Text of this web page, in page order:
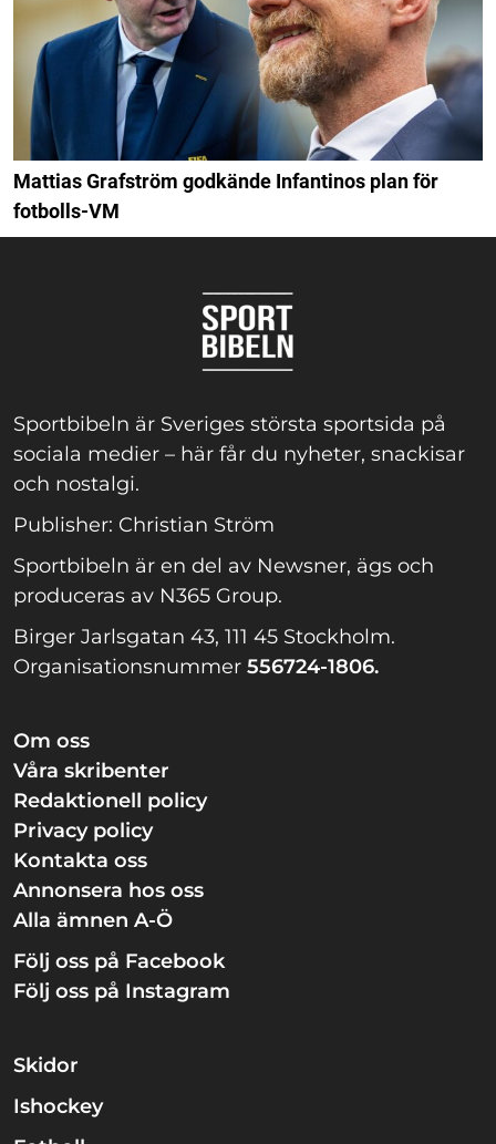
Mattias Grafström godkände Infantinos plan för
fotbolls-VM
Sportbibeln är Sveriges största sportsida på
sociala medier – här får du nyheter, snackisar
och nostalgi.
Publisher: Christian Ström
Sportbibeln är en del av Newsner, ägs och
produceras av N365 Group.
Birger Jarlsgatan 43, 111 45 Stockholm.
Organisationsnummer 556724-1806.
Om oss
Våra skribenter
Redaktionell policy
Privacy policy
Kontakta oss
Annonsera hos oss
Alla ämnen A-Ö
Följ oss på Facebook
Följ oss på Instagram
Skidor
Ishockey